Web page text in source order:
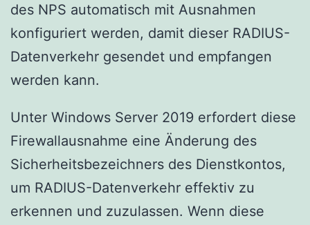
des NPS automatisch mit Ausnahmen
konfiguriert werden, damit dieser RADIUS-
Datenverkehr gesendet und empfangen
werden kann.
Unter Windows Server 2019 erfordert diese
Firewallausnahme eine Änderung des
Sicherheitsbezeichners des Dienstkontos,
um RADIUS-Datenverkehr effektiv zu
erkennen und zuzulassen. Wenn diese